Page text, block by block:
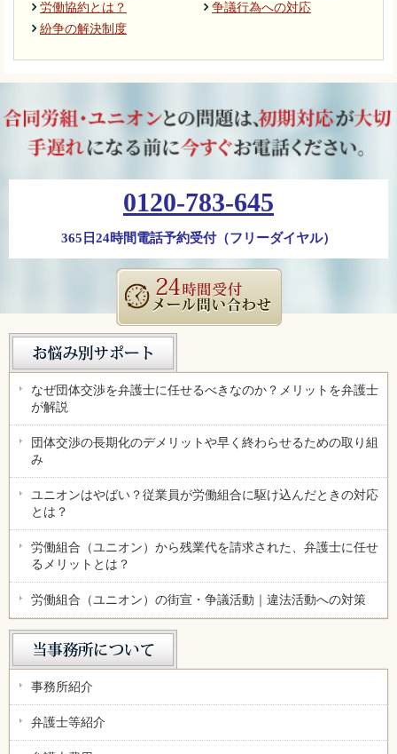
労働協約とは？
争議行為への対応
紛争の解決制度
0120-783-645
365日24時間電話予約受付（フリーダイヤル）
なぜ団体交渉を弁護士に任せるべきなのか？メリットを弁護士
が解説
団体交渉の長期化のデメリットや早く終わらせるための取り組
み
ユニオンはやばい？従業員が労働組合に駆け込んだときの対応
とは？
労働組合（ユニオン）から残業代を請求された、弁護士に任せ
るメリットとは？
労働組合（ユニオン）の街宣・争議活動｜違法活動への対策
事務所紹介
弁護士等紹介